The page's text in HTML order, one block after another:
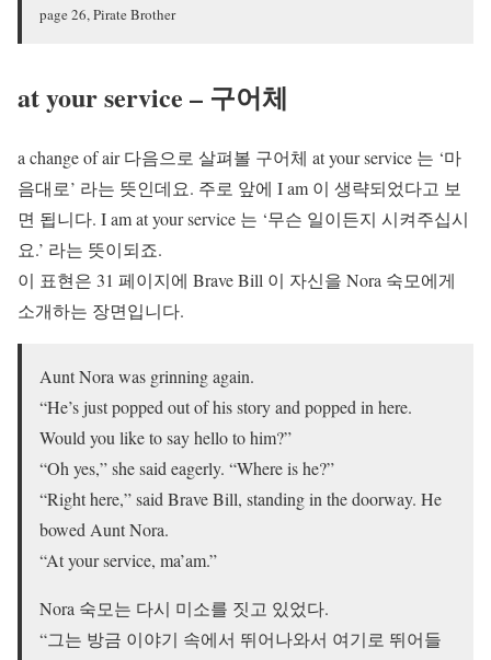
page 26, Pirate Brother
at your service – 구어체
a change of air 다음으로 살펴볼 구어체 at your service 는 ‘마
음대로’ 라는 뜻인데요. 주로 앞에 I am 이 생략되었다고 보
면 됩니다. I am at your service 는 ‘무슨 일이든지 시켜주십시
요.’ 라는 뜻이되죠.
이 표현은 31 페이지에 Brave Bill 이 자신을 Nora 숙모에게
소개하는 장면입니다.
Aunt Nora was grinning again.
“He’s just popped out of his story and popped in here.
Would you like to say hello to him?”
“Oh yes,” she said eagerly. “Where is he?”
“Right here,” said Brave Bill, standing in the doorway. He
bowed Aunt Nora.
“At your service, ma’am.”
Nora 숙모는 다시 미소를 짓고 있었다.
“그는 방금 이야기 속에서 뛰어나와서 여기로 뛰어들